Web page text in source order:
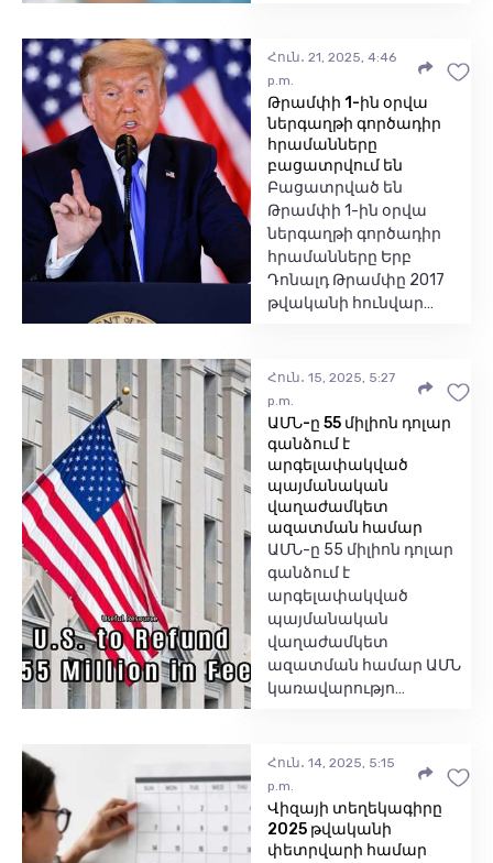
Հուն․ 21, 2025, 4:46
p.m.
Թրամփի 1-ին օրվա
ներգաղթի գործադիր
հրամանները
բացատրվում են
Բացատրված են
Թրամփի 1-ին օրվա
ներգաղթի գործադիր
հրամանները Երբ
Դոնալդ Թրամփը 2017
թվականի հունվար…
Հուն․ 15, 2025, 5:27
p.m.
ԱՄՆ-ը 55 միլիոն դոլար
գանձում է
արգելափակված
պայմանական
վաղաժամկետ
ազատման համար
ԱՄՆ-ը 55 միլիոն դոլար
գանձում է
արգելափակված
պայմանական
վաղաժամկետ
ազատման համար ԱՄՆ
կառավարությո…
Հուն․ 14, 2025, 5:15
p.m.
Վիզայի տեղեկագիրը
2025 թվականի
փետրվարի համար